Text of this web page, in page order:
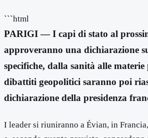
```html
PARIGI — I capi di stato al
approveranno una dichiarazione
specifiche, dalla sanità alle
dibattiti geopolitici saranno poi
dichiarazione della presidenza
I leader si riuniranno a Évian, in